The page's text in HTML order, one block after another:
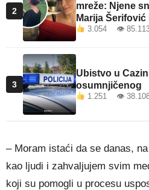
2
mreže: Njene
Marija
3.054 👁
3
Ubistvo u
osumnjičenog
1.251 👁
– Moram istaći da se danas,
kao ljudi i zahvaljujem svim
koji su pomogli u procesu